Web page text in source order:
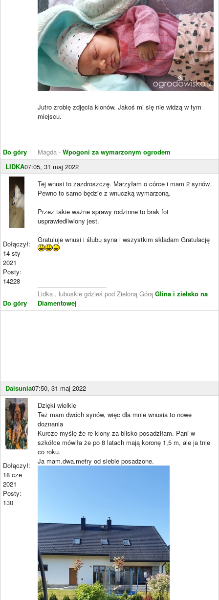
Do góry
Jutro zrobię zdjęcia klonów. Jakoś mi się nie widzą w tym
miejscu.
Magda - Wpogoni za wymarzonym ogrodem
LIDKA07:05, 31 maj 2022
Dołączył:
14 sty
2021
Posty:
14228
Do góry
Tej wnusi to zazdroszczę. Marzyłam o córce i mam 2 synów.
Pewno to samo będzie z wnuczką wymarzoną.
Przez takie ważne sprawy rodzinne to brak fot
usprawiedliwiony jest.
Gratuluje wnusi i ślubu syna i wszystkim skladam Gratulację
Lidka , lubuskie gdzieś pod Zieloną Górą Glina i zielsko na
Diamentowej
Daisunia07:50, 31 maj 2022
Dołączył:
18 cze
2021
Posty:
130
Dzięki wielkie
Tez mam dwóch synów, więc dla mnie wnusia to nowe
doznania
Kurcze myślę że re klony za blisko posadziłam. Pani w
szkółce mówiła że po 8 latach mają koronę 1,5 m, ale ja tnie
co roku.
Ja mam.dwa.metry od siebie posadzone.